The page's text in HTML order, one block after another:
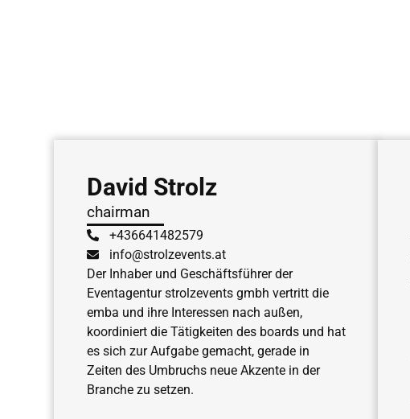
David Strolz
chairman
+436641482579
info@strolzevents.at
Der Inhaber und Geschäftsführer der
Eventagentur strolzevents gmbh vertritt die
emba und ihre Interessen nach außen,
koordiniert die Tätigkeiten des boards und hat
es sich zur Aufgabe gemacht, gerade in
Zeiten des Umbruchs neue Akzente in der
Branche zu setzen.